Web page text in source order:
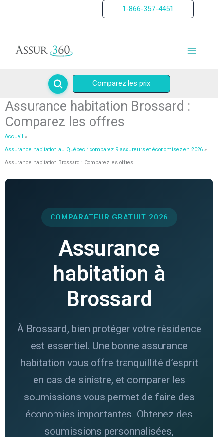
1-866-357-4451
Comparez les prix
Assurance habitation Brossard :
Comparez les offres
Accueil
Assurance habitation au Québec : comparez 9 assureurs et économisez en 2026
Assurance habitation Brossard : Comparez les offres
COMPARATEUR GRATUIT 2026
Assurance
habitation à
Brossard
À Brossard, bien protéger votre résidence
est essentiel. Une bonne assurance
habitation vous offre tranquillité d’esprit
en cas de sinistre, et comparer les
soumissions vous permet de faire des
économies importantes. Obtenez des
soumissions personnalisées,